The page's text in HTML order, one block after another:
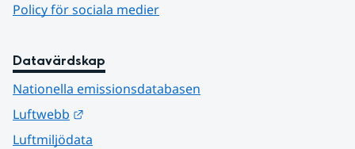
Policy för sociala medier
Datavärdskap
Nationella emissionsdatabasen
Luftwebb
Luftmiljödata